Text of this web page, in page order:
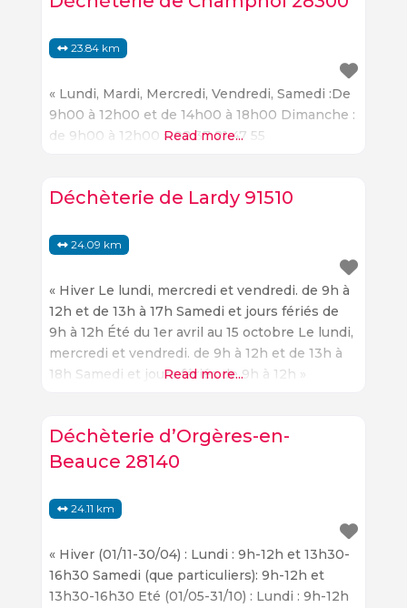
23.84 km
« Lundi, Mardi, Mercredi, Vendredi, Samedi :De
9h00 à 12h00 et de 14h00 à 18h00 Dimanche :
de 9h00 à 12h00 » 02 37 21 47 55
Read more...
Déchèterie de Lardy 91510
24.09 km
« Hiver Le lundi, mercredi et vendredi. de 9h à
12h et de 13h à 17h Samedi et jours fériés de
9h à 12h Été du 1er avril au 15 octobre Le lundi,
mercredi et vendredi. de 9h à 12h et de 13h à
18h Samedi et jours fériés de 9h à 12h »
Read more...
Déchèterie d’Orgères-en-
Beauce 28140
24.11 km
« Hiver (01/11-30/04) : Lundi : 9h-12h et 13h30-
16h30 Samedi (que particuliers): 9h-12h et
13h30-16h30 Eté (01/05-31/10) : Lundi : 9h-12h